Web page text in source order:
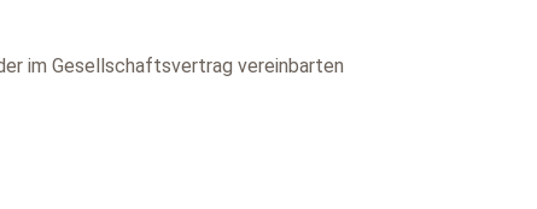
im Gesellschaftsvertrag vereinbarten